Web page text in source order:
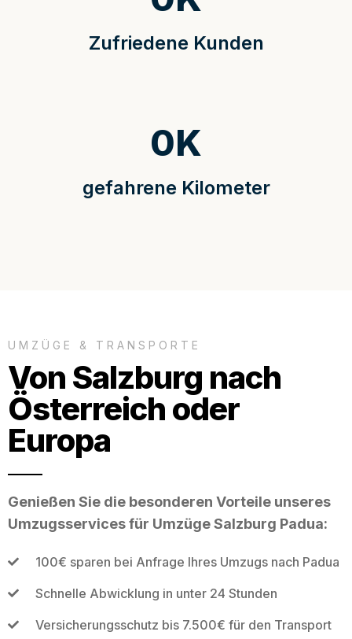
Zufriedene Kunden
gefahrene Kilometer
0K
UMZÜGE & TRANSPORTE
Von Salzburg nach
Österreich oder
Europa
Genießen Sie die besonderen Vorteile unseres
Umzugsservices für Umzüge Salzburg Padua:
100€ sparen bei Anfrage Ihres Umzugs nach Padua
Schnelle Abwicklung in unter 24 Stunden
Versicherungsschutz bis 7.500€ für den Transport